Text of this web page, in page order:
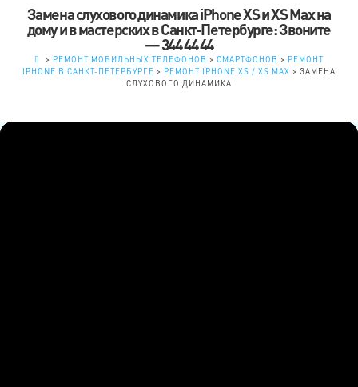
Замена слухового динамика iPhone XS и XS Max на
дому и в мастерских в Санкт-Петербурге: Звоните
— 344 44 44
> РЕМОНТ МОБИЛЬНЫХ ТЕЛЕФОНОВ > СМАРТФОНОВ > РЕМОНТ
IPHONE В САНКТ-ПЕТЕРБУРГЕ > РЕМОНТ IPHONE XS / XS MAX > ЗАМЕНА
СЛУХОВОГО ДИНАМИКА